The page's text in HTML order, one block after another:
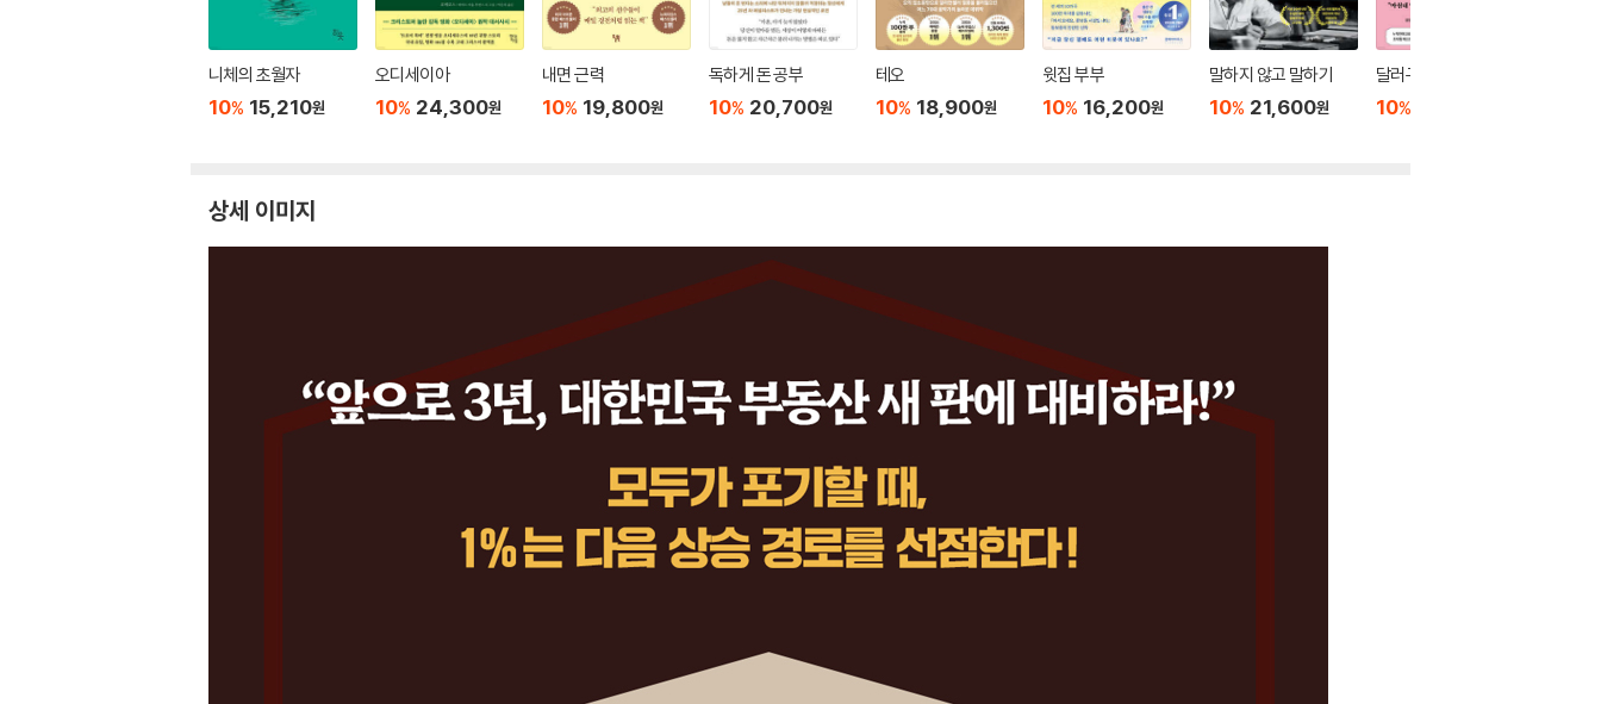
니체의 초월자
10% 15,210원
오디세이아
10% 24,300원
내면 근력
10% 19,800원
독하게 돈 공부
10% 20,700원
테오
10% 18,900원
윗집 부부
10% 16,200원
말하지 않고 말하기
10% 21,600원
달러구트 꿈 백화점 0
10%
상세 이미지